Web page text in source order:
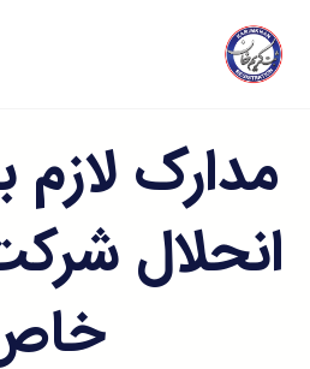
مدارک
انحلال